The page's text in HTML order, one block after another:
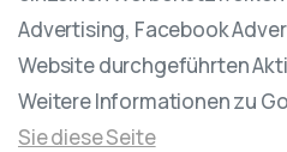
Advertising, Facebook
Website durchgeführten
Weitere Informationen zu
Sie diese Seite